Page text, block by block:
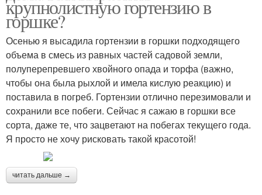
крупнолистную гортензию в
горшке?
Осенью я высадила гортензии в горшки подходящего
объема в смесь из равных частей садовой земли,
полуперепревшего хвойного опада и торфа (важно,
чтобы она была рыхлой и имела кислую реакцию) и
поставила в погреб. Гортензии отлично перезимовали и
сохранили все побеги. Сейчас я сажаю в горшки все
сорта, даже те, что зацветают на побегах текущего года.
Я просто не хочу рисковать такой красотой!
читать дальше →